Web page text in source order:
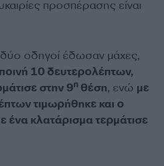
προσπέρασης είναι
δύο οδηγοί έδωσαν μάχες,
10 δευτερολέπτων,
στην 9η θέση, ενώ με
τιμωρήθηκε και ο
ένα κλατάρισμα τερμάτισε